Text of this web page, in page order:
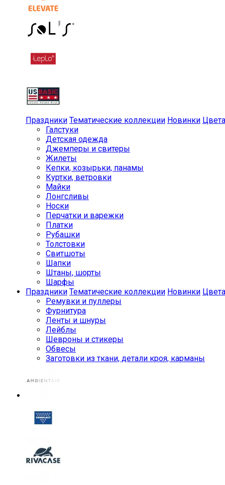
Праздники Тематические коллекции Новинки Цвета
Галстуки
Детская одежда
Джемперы и свитеры
Жилеты
Кепки, козырьки, панамы
Куртки, ветровки
Майки
Лонгсливы
Носки
Перчатки и варежки
Платки
Рубашки
Толстовки
Свитшоты
Шапки
Штаны, шорты
Шарфы
Праздники Тематические коллекции Новинки Цвета
Ремувки и пуллеры
Фурнитура
Ленты и шнуры
Лейблы
Шевроны и стикеры
Обвесы
Заготовки из ткани, детали кроя, карманы